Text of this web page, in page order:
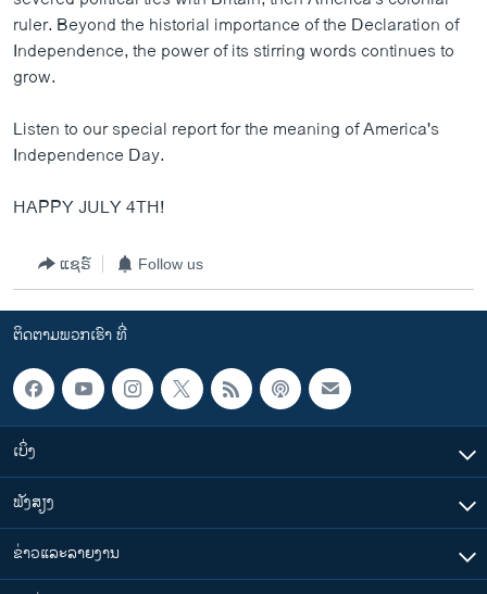
ອິດສະຫຼະພາບດ້ານການຂ່າວ
ຊີວິດຊາວລາວ
ຊຸມຊົນຊາວລາວ
ວິທະຍາສາດ-ເທັກໂນໂລຈີ
ທຸລະກິດ
ພາສາອັງກິດ
ສຽງ
ລາຍການກະຈາຍສຽງ
ຕິດຕາມພວກເຮົາ ທີ່
ruler. Beyond the historial importance of the Declaration of
Independence, the power of its stirring words continues to
grow.
Listen to our special report for the meaning of America's
Independence Day.
HAPPY JULY 4TH!
ແຊຣ໌ Follow us
ຕິດຕາມພວກເຮົາ ທີ່
ເບິ່ງ
ຟັງສຽງ
ຂ່າວແລະລາຍງານ